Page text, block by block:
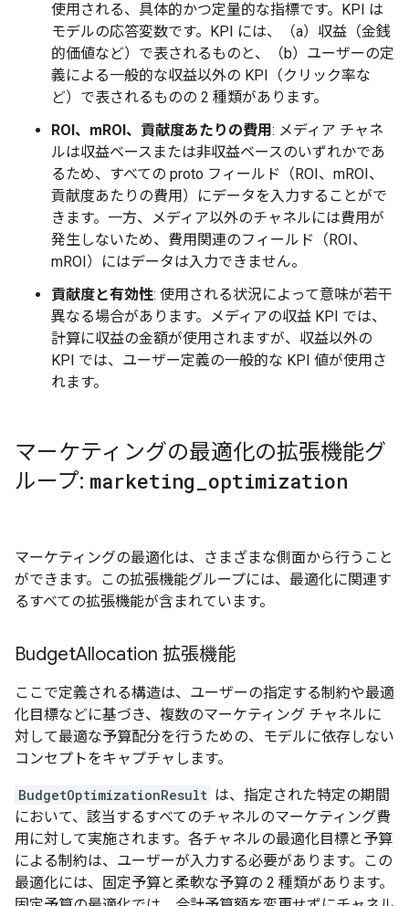
使用される、具体的かつ定量的な指標です。KPI は
モデルの応答変数です。KPI には、（a）収益（金銭
的価値など）で表されるものと、（b）ユーザーの定
義による一般的な収益以外の KPI（クリック率な
ど）で表されるものの 2 種類があります。
ROI、mROI、貢献度あたりの費用: メディア チャネ
ルは収益ベースまたは非収益ベースのいずれかであ
るため、すべての proto フィールド（ROI、mROI、
貢献度あたりの費用）にデータを入力することがで
きます。一方、メディア以外のチャネルには費用が
発生しないため、費用関連のフィールド（ROI、
mROI）にはデータは入力できません。
貢献度と有効性: 使用される状況によって意味が若干
異なる場合があります。メディアの収益 KPI では、
計算に収益の金額が使用されますが、収益以外の
KPI では、ユーザー定義の一般的な KPI 値が使用さ
れます。
マーケティングの最適化の拡張機能グ
ループ: marketing optimization
マーケティングの最適化は、さまざまな側面から行うこと
ができます。この拡張機能グループには、最適化に関連す
るすべての拡張機能が含まれています。
BudgetAllocation 拡張機能
ここで定義される構造は、ユーザーの指定する制約や最適
化目標などに基づき、複数のマーケティング チャネルに
対して最適な予算配分を行うための、モデルに依存しない
コンセプトをキャプチャします。
BudgetOptimizationResult は、指定された特定の期間
において、該当するすべてのチャネルのマーケティング費
用に対して実施されます。各チャネルの最適化目標と予算
による制約は、ユーザーが入力する必要があります。この
最適化には、固定予算と柔軟な予算の 2 種類があります。